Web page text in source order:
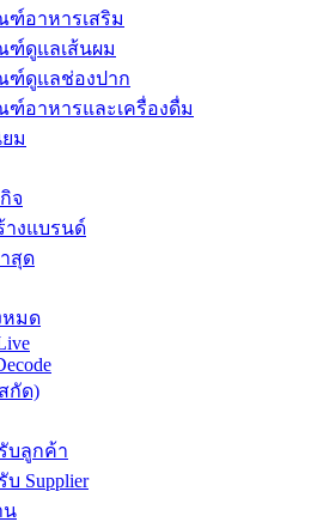
ฑ์อาหารเสริม
ฑ์ดูแลเส้นผม
ฑ์ดูแลช่องปาก
อาหารและเครื่องดื่ม
ม
จ
งแบรนด์
สุด
หมด
กัด)
บลูกค้า
Supplier
น